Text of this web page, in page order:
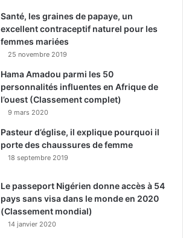
Santé, les graines de papaye, un
excellent contraceptif naturel pour les
femmes mariées
25 novembre 2019
Hama Amadou parmi les 50
personnalités influentes en Afrique de
l’ouest (Classement complet)
9 mars 2020
Pasteur d’église, il explique pourquoi il
porte des chaussures de femme
18 septembre 2019
Le passeport Nigérien donne accès à 54
pays sans visa dans le monde en 2020
(Classement mondial)
14 janvier 2020